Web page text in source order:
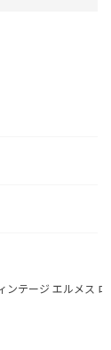
ンテージ エルメス